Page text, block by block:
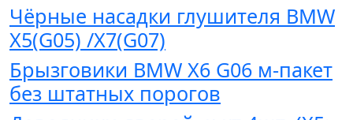
Чёрные насадки глушителя BMW
X5(G05) /X7(G07)
Брызговики BMW X6 G06 м-пакет
без штатных порогов